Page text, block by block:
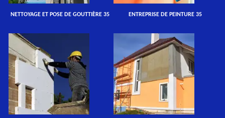
NETTOYAGE ET POSE DE GOUTTIÈRE 35 ENTREPRISE DE PEINTURE 35